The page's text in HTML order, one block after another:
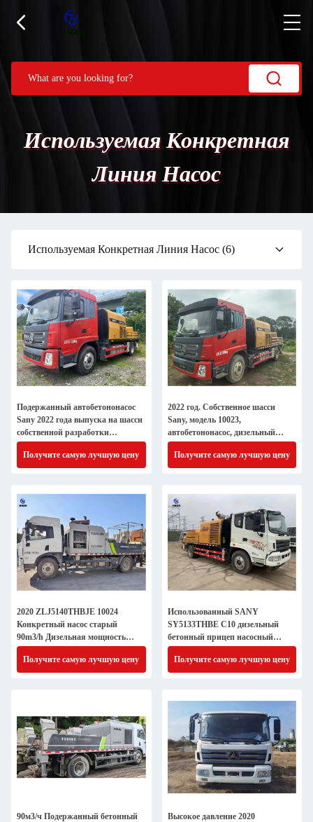
Используемая Конкретная
Линия Насос
Используемая Конкретная Линия Насос (6)
Подержанный автобетононасос
Sany 2022 года выпуска на шасси
собственной разработки
SY5143THBF 10023C-10S на
продажу из Китая
Получите самую лучшую цену
2022 год. Собственное шасси
Sany, модель 10023,
автобетононасос, дизельный
двигатель
Получите самую лучшую цену
2020 ZLJ5140THBJE 10024
Конкретный насос старый
90m3/h Дизельная мощность
ZOOMLION
Получите самую лучшую цену
Использованный SANY
SY5133THBE C10 дизельный
бетонный прицеп насосный
грузовик 2019 года
Получите самую лучшую цену
90м3/ч Подержанный бетонный
Высокое давление 2020